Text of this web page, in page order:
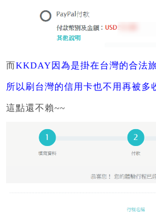
而KKDAY因為是掛在台灣的合法
所以刷台灣的信用卡也不用再被多
這點還不賴~~